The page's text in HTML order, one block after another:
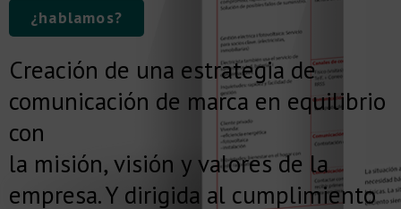
¿hablamos?
Creación de una estrategia de
comunicación de marca en equilibrio
con
la misión, visión y valores de la
empresa. Y dirigida al cumplimiento